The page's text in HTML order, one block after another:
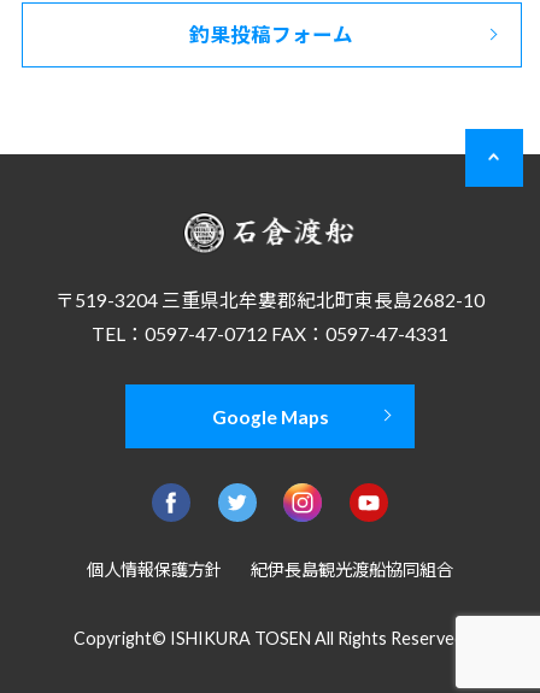
釣果投稿フォーム
〒519-3204 三重県北牟婁郡紀北町東長島2682-10
TEL：0597-47-0712 FAX：0597-47-4331
Google Maps
個人情報保護方針 紀伊長島観光渡船協同組合
Copyright© ISHIKURA TOSEN All Rights Reserved.